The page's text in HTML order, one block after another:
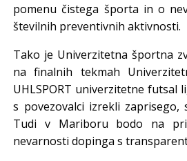
pomenu čistega športa in o
številnih preventivnih aktivnosti.
Tako je Univerzitetna športna
na finalnih tekmah
UHLSPORT univerzitetne futsal
s povezovalci izrekli
Tudi v Mariboru bodo na
nevarnosti dopinga s